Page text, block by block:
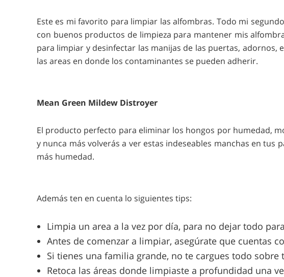
Este es mi favorito para limpiar las alfombras. Todo mi
con buenos productos de limpieza para mantener mis
para limpiar y desinfectar las manijas de las puertas,
las areas en donde los contaminantes se pueden adherir.
Mean Green Mildew Distroyer
El producto perfecto para eliminar los hongos por humedad,
y nunca más volverás a ver estas indeseables manchas en
más humedad.
Además ten en cuenta lo siguientes tips:
Limpia un area a la vez por día, para no dejar todo
Antes de comenzar a limpiar, asegúrate que cuentas
Si tienes una familia grande, no te cargues todo
Retoca las áreas donde limpiaste a profundidad una